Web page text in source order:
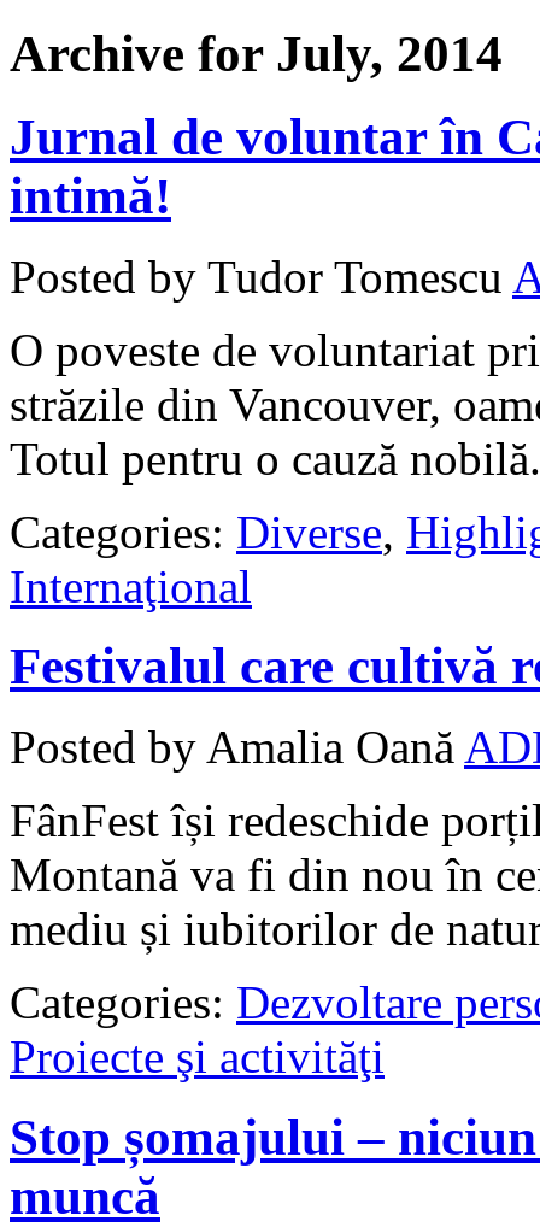
Archive for July, 2014
Jurnal de voluntar în
intimă!
Posted by Tudor Tomescu
O poveste de voluntariat
străzile din Vancouver,
Totul pentru o cauză nobilă.
Categories: Diverse,
Internaţional
Festivalul care cultivă
Posted by Amalia Oană
FânFest își redeschide
Montană va fi din nou în
mediu și iubitorilor de
Categories: Dezvoltare
Proiecte şi activităţi
Stop șomajului –
muncă